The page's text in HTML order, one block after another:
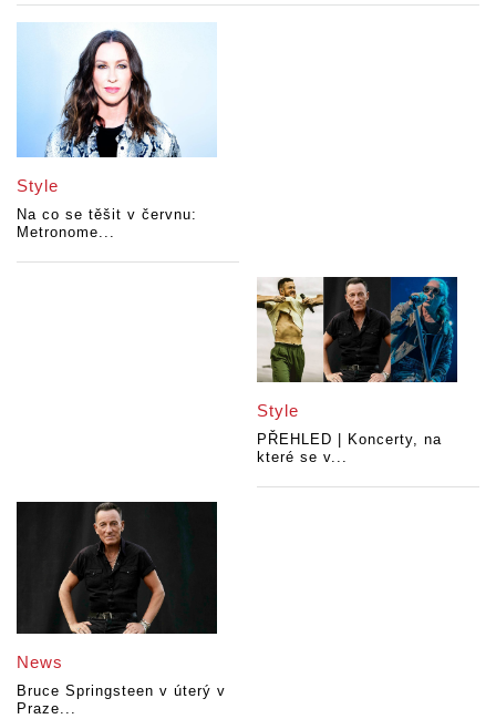
Style
Na co se těšit v červnu:
Metronome...
Style
PŘEHLED | Koncerty, na
které se v...
News
Bruce Springsteen v úterý v
Praze...